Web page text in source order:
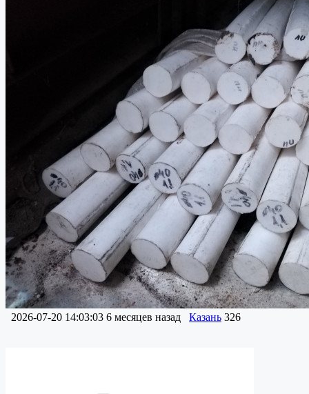
2026-07-20 14:03:03 6 месяцев назад Казань 326